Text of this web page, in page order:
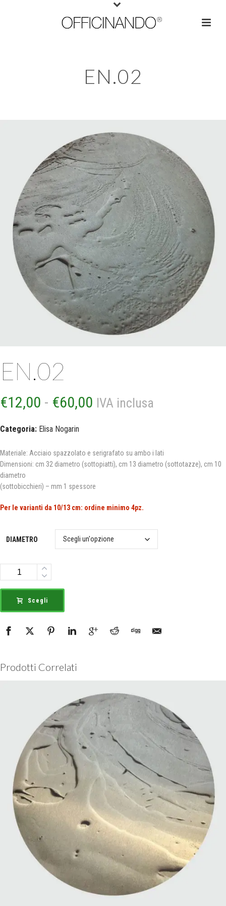
EN.02
EN.02
€12,00 - €60,00 Fascia
da
€12,00
a
€60,00
IVA inclusa
Categoria: Elisa Nogarin
Materiale: Acciaio spazzolato e serigrafato su ambo i lati
Dimensioni: cm 32 diametro (sottopiatti), cm 13 diametro (sottotazze), cm 10
diametro
(sottobicchieri) – mm 1 spessore
Per le varianti da 10/13 cm: ordine minimo 4pz.
DIAMETRO
Quantità
Scegli
Prodotti Correlati